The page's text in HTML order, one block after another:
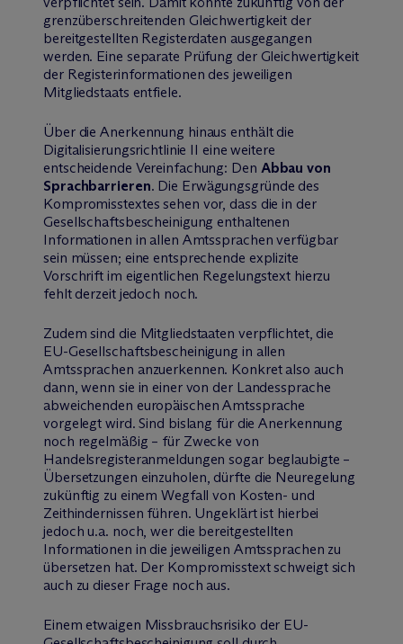
grenzüberschreitenden Gleichwertigkeit der
bereitgestellten Registerdaten ausgegangen
werden. Eine separate Prüfung der Gleichwertigkeit
der Registerinformationen des jeweiligen
Mitgliedstaats entfiele.
Über die Anerkennung hinaus enthält die
Digitalisierungsrichtlinie II eine weitere
entscheidende Vereinfachung: Den Abbau von
Sprachbarrieren. Die Erwägungsgründe des
Kompromisstextes sehen vor, dass die in der
Gesellschaftsbescheinigung enthaltenen
Informationen in allen Amtssprachen verfügbar
sein müssen; eine entsprechende explizite
Vorschrift im eigentlichen Regelungstext hierzu
fehlt derzeit jedoch noch.
Zudem sind die Mitgliedstaaten verpflichtet, die
EU-Gesellschaftsbescheinigung in allen
Amtssprachen anzuerkennen. Konkret also auch
dann, wenn sie in einer von der Landessprache
abweichenden europäischen Amtssprache
vorgelegt wird. Sind bislang für die Anerkennung
noch regelmäßig – für Zwecke von
Handelsregisteranmeldungen sogar beglaubigte –
Übersetzungen einzuholen, dürfte die Neuregelung
zukünftig zu einem Wegfall von Kosten- und
Zeithindernissen führen. Ungeklärt ist hierbei
jedoch u.a. noch, wer die bereitgestellten
Informationen in die jeweiligen Amtssprachen zu
übersetzen hat. Der Kompromisstext schweigt sich
auch zu dieser Frage noch aus.
Einem etwaigen Missbrauchsrisiko der EU-